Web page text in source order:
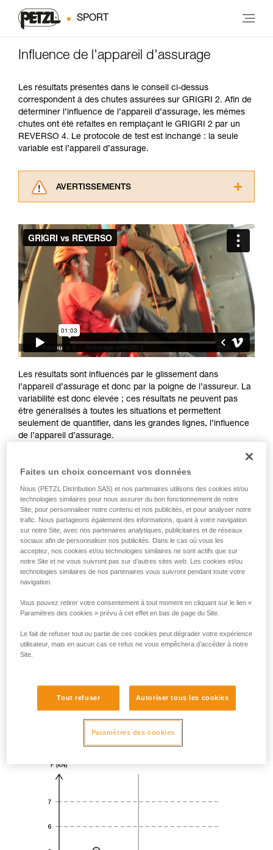
SPORT
Influence de l'appareil d'assurage
Les résultats présentés dans le conseil ci-dessus
correspondent à des chutes assurées sur GRIGRI 2. Afin de
déterminer l’influence de l’appareil d’assurage, les mêmes
chutes ont été refaites en remplaçant le GRIGRI 2 par un
REVERSO 4. Le protocole de test est inchangé : la seule
variable est l’appareil d’assurage.
AVERTISSEMENTS
consulter. Vous devez avoir compris les
informations de la notice technique pour
pouvoir comprendre ce complément
d’informations.
Maîtriser ces techniques nécessite une
formation et un entraînement spécifique. Validez
avec un professionnel votre capacité à refaire
la manipulation, seul, en toute sécurité, avant
de la reproduire en autonomie.
Nous donnons des exemples de techniques
liées à votre activité. Il peut en exister d’autres
Les résultats sont influencés par le glissement dans
l’appareil d’assurage et donc par la poigne de l’assureur. La
variabilité est donc élevée ; ces résultats ne peuvent pas
être généralisés à toutes les situations et permettent
seulement de quantifier, dans les grandes lignes, l’influence
de l’appareil d’assurage.
Faites un choix concernant vos données
Nous (PETZL Distribution SAS) et nos partenaires utilisons des cookies et/ou
technologies similaires pour nous assurer du bon fonctionnement de notre
Site, pour personnaliser notre contenu et nos publicités, et pour analyser notre
trafic. Nous partageons également des informations, quant à votre navigation
sur notre Site, avec nos partenaires analytiques, publicitaires et de réseaux
sociaux afin de personnaliser nos publicités. Dans le cas où vous les
acceptez, nos cookies et/ou technologies similaires ne sont actifs que sur
notre Site et ne vous suivront pas sur d’autres sites web. Les cookies et/ou
technologies similaires de nos partenaires vous suivront pendant toute votre
navigation.
Vous pouvez retirer votre consentement à tout moment en cliquant sur le lien «
Paramètres des cookies » prévu à cet effet en bas de page du Site.
Le fait de refuser tout ou partie de ces cookies peut dégrader votre expérience
utilisateur, mais en aucun cas ce refus ne vous empêchera d’accéder à notre
Site.
Tout refuser Autoriser tous les cookies
Paramètres des cookies